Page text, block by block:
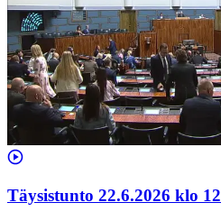
Täysistunto 22.6.2026 klo 12